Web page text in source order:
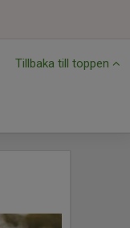
Tillbaka till toppen